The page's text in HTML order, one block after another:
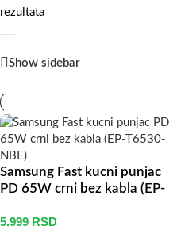
rezultata
Show sidebar
Samsung Fast kucni punjac
PD 65W crni bez kabla (EP-
5.999 RSD